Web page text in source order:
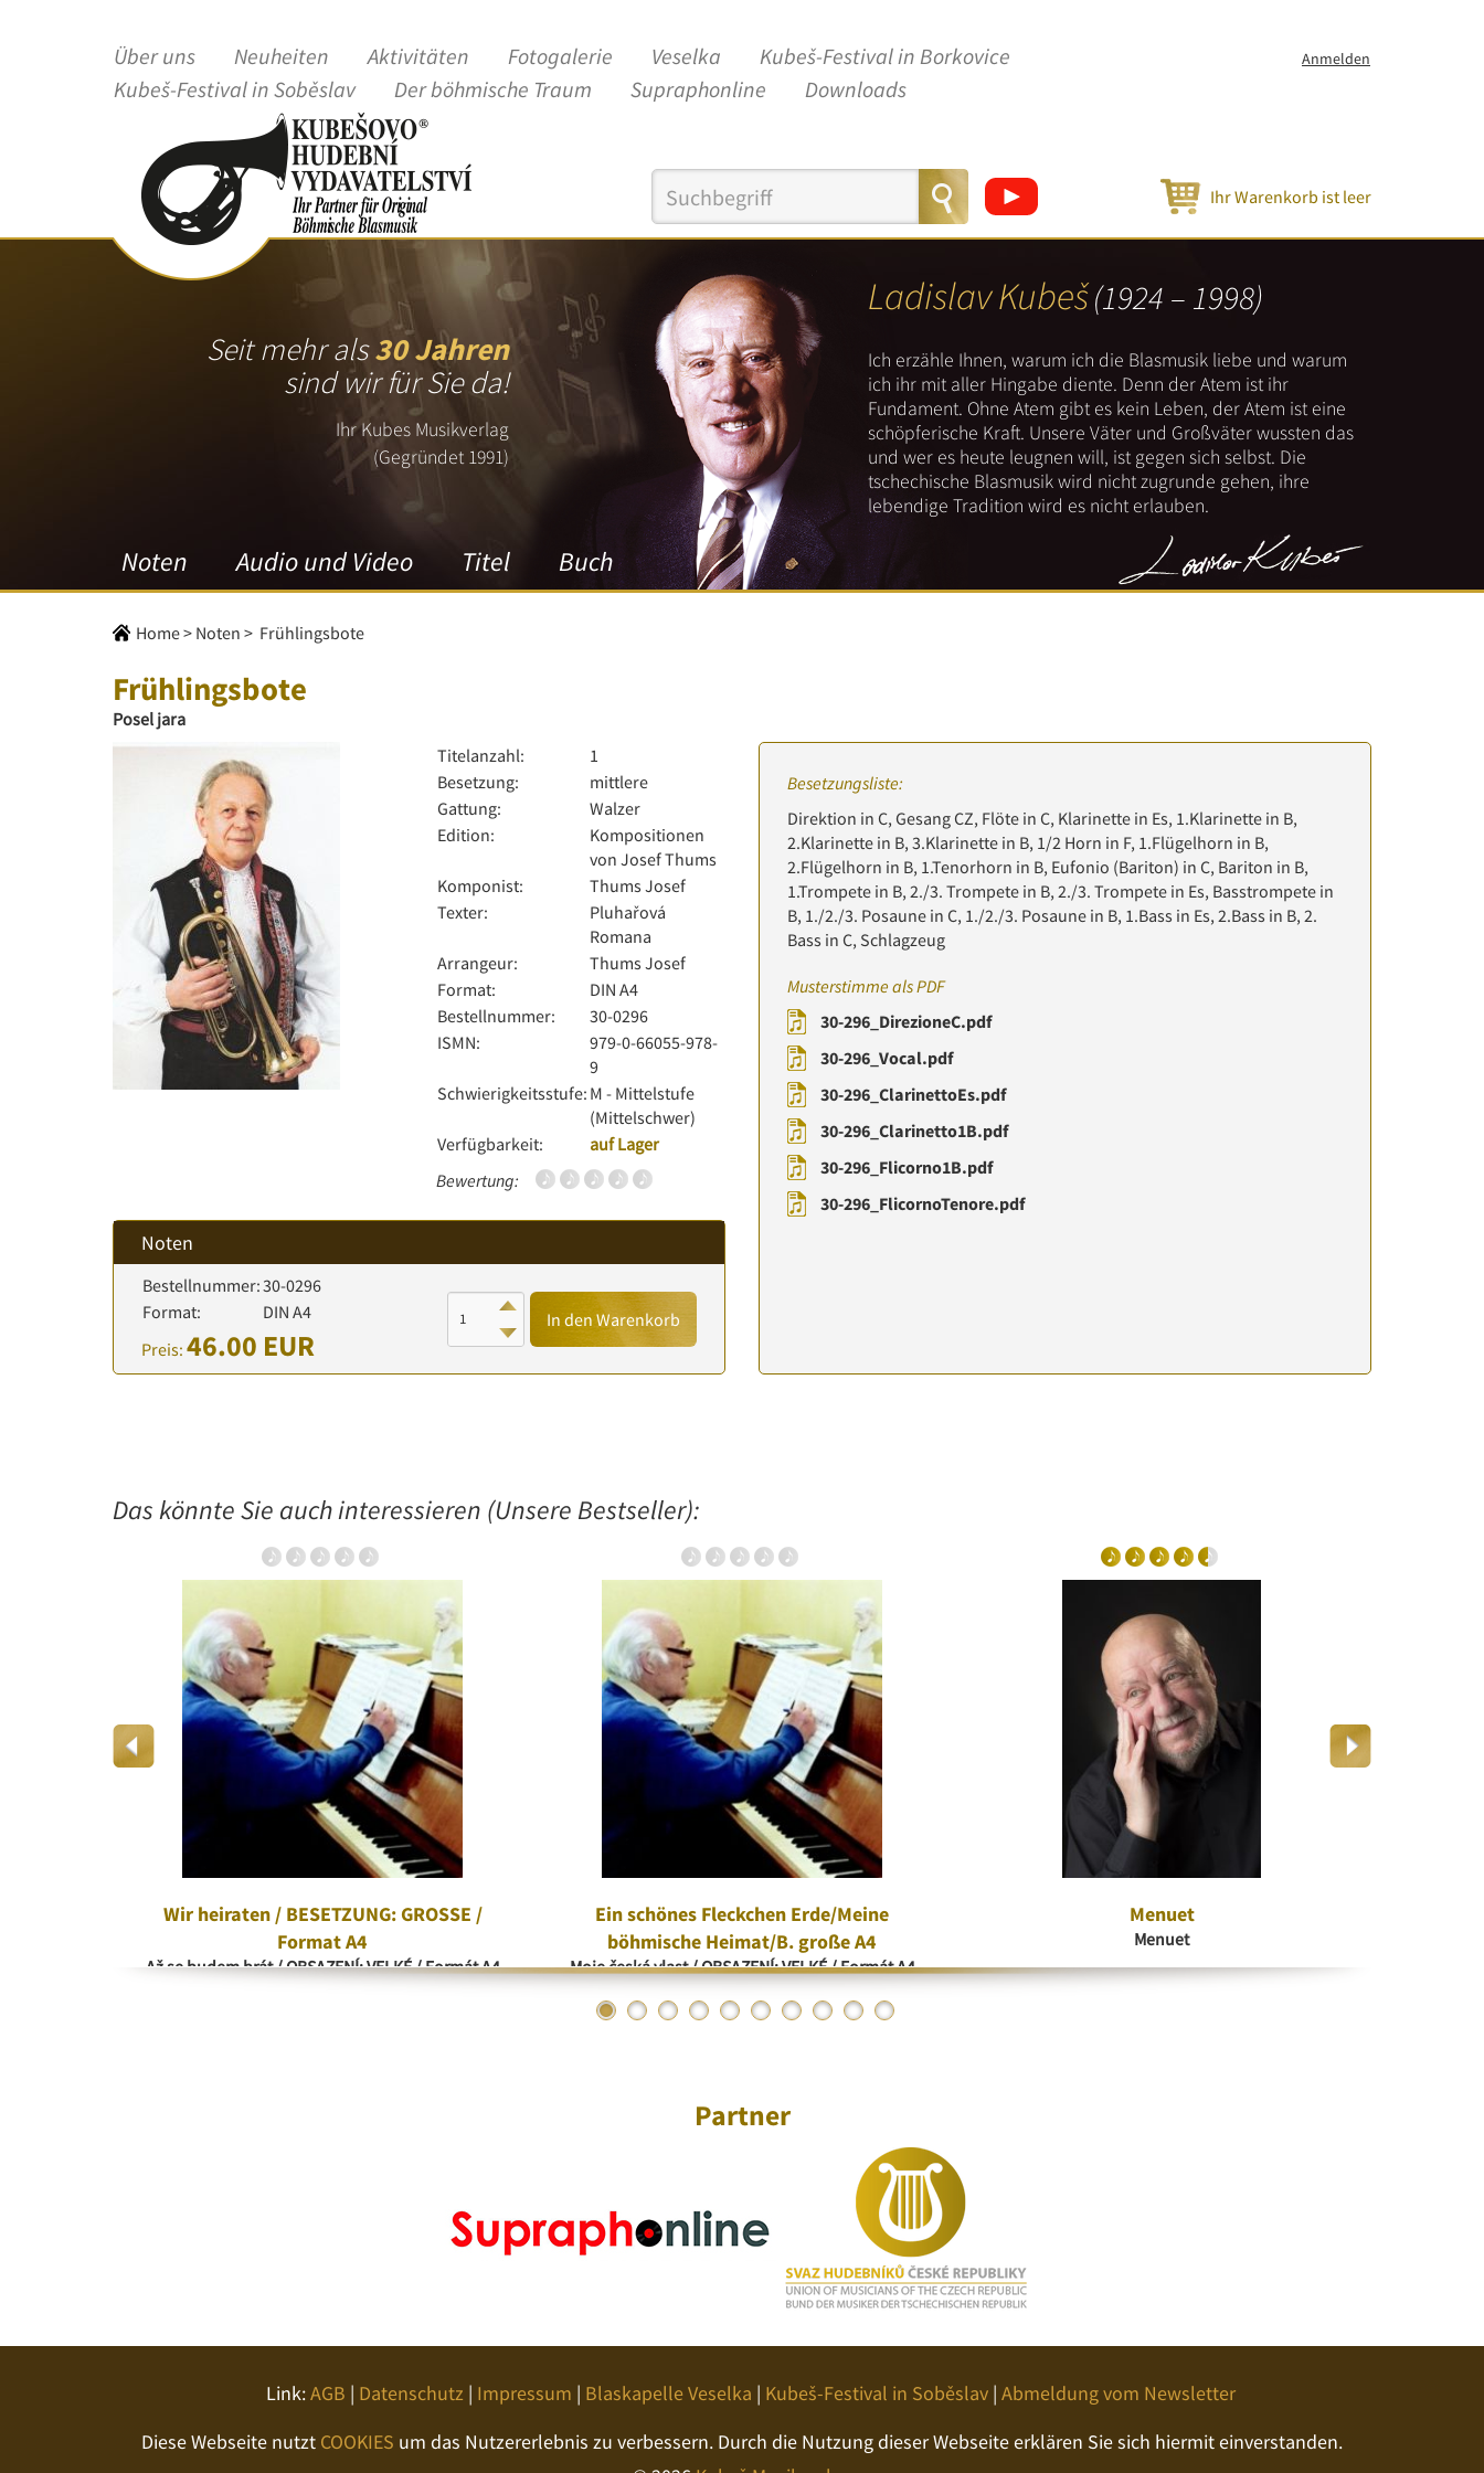
Über uns Neuheiten Aktivitäten Fotogalerie Veselka
Kubeš-Festival in Borkovice
Kubeš-Festival in Soběslav
Der böhmische Traum Supraphonline Downloads
Anmelden
Ihr Warenkorb ist leer
Seit mehr als30 Jahren
sind wir für Sie da!
Ihr Kubes Musikverlag
(Gegründet 1991)
Noten Audio und Video Titel Buch
Ladislav Kubeš(1924 – 1998)
Ich erzähle Ihnen, warum ich die Blasmusik liebe und warum
ich ihr mit aller Hingabe diente. Denn der Atem ist ihr
Fundament. Ohne Atem gibt es kein Leben, der Atem ist eine
schöpferische Kraft. Unsere Väter und Großväter wussten das
und wer es heute leugnen will, ist gegen sich selbst. Die
tschechische Blasmusik wird nicht zugrunde gehen, ihre
lebendige Tradition wird es nicht erlauben.
Home> Noten > Frühlingsbote
Frühlingsbote
Posel jara
Titelanzahl:
1
Besetzung:
mittlere
Gattung:
Walzer
Edition:
Kompositionen
von Josef Thums
Komponist:
Thums Josef
Texter:
Pluhařová
Romana
Arrangeur:
Thums Josef
Format:
DIN A4
Bestellnummer:
30-0296
ISMN:
979-0-66055-978-
9
Schwierigkeitsstufe: M - Mittelstufe
(Mittelschwer)
Verfügbarkeit:
auf Lager
Bewertung:
Noten
Bestellnummer:30-0296
Format:
DIN A4
Preis: 46.00 EUR
In den Warenkorb
Besetzungsliste:
Direktion in C, Gesang CZ, Flöte in C, Klarinette in Es, 1.Klarinette in B,
2.Klarinette in B, 3.Klarinette in B, 1/2 Horn in F, 1.Flügelhorn in B,
2.Flügelhorn in B, 1.Tenorhorn in B, Eufonio (Bariton) in C, Bariton in B,
1.Trompete in B, 2./3. Trompete in B, 2./3. Trompete in Es, Basstrompete in
B, 1./2./3. Posaune in C, 1./2./3. Posaune in B, 1.Bass in Es, 2.Bass in B, 2.
Bass in C, Schlagzeug
Musterstimme als PDF
30-296_DirezioneC.pdf
30-296_Vocal.pdf
30-296_ClarinettoEs.pdf
30-296_Clarinetto1B.pdf
30-296_Flicorno1B.pdf
30-296_FlicornoTenore.pdf
Das könnte Sie auch interessieren (Unsere Bestseller):
Wir heiraten / BESETZUNG: GROSSE /
Format A4
Až se budem brát / OBSAZENÍ: VELKÉ / Formát A4
Ein schönes Fleckchen Erde/Meine
böhmische Heimat/B. große A4
Moje česká vlast / OBSAZENÍ: VELKÉ / Formát A4
Menuet
Menuet
Partner
Link:AGB | Datenschutz | Impressum | Blaskapelle Veselka | Kubeš-Festival in Soběslav | Abmeldung vom Newsletter
Diese Webseite nutzt COOKIES um das Nutzererlebnis zu verbessern. Durch die Nutzung dieser Webseite erklären Sie sich hiermit einverstanden.